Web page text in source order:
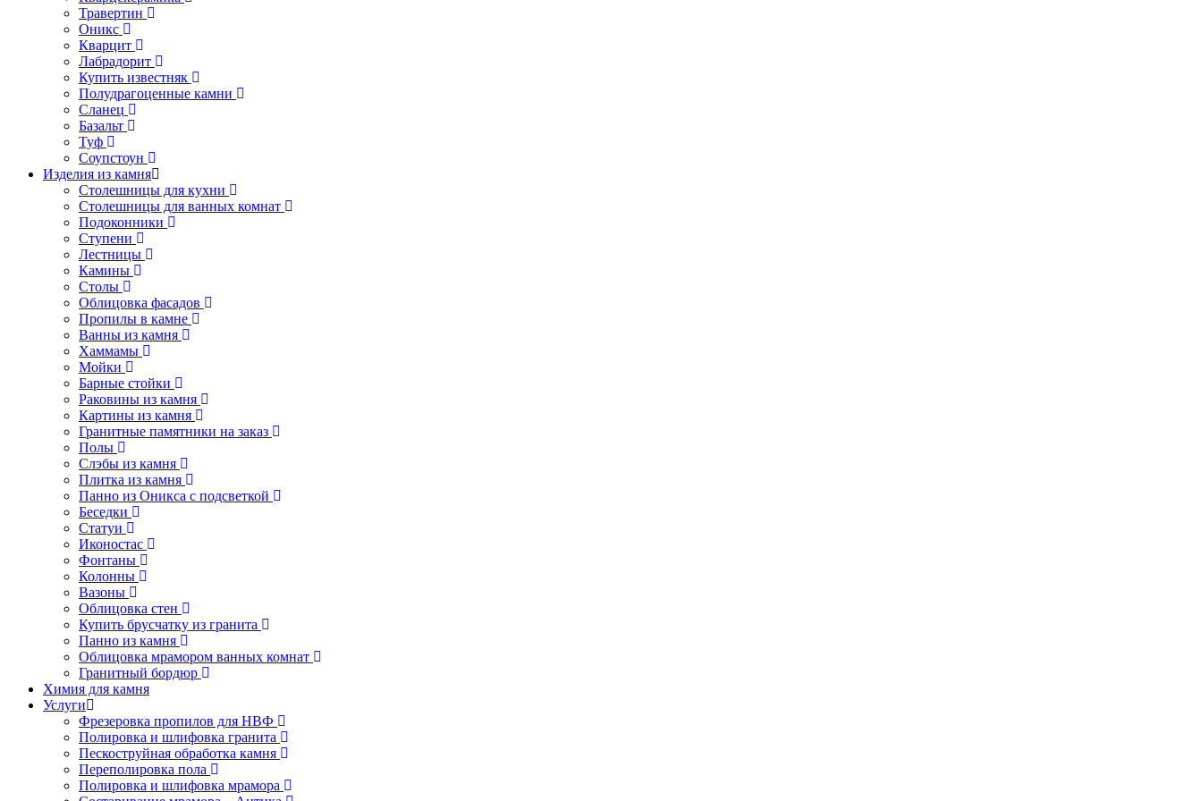
Травертин
Оникс
Кварцит
Лабрадорит
Купить известняк
Полудрагоценные камни
Сланец
Базальт
Туф
Соупстоун
Изделия из камня
Столешницы для кухни
Столешницы для ванных комнат
Подоконники
Ступени
Лестницы
Камины
Столы
Облицовка фасадов
Пропилы в камне
Ванны из камня
Хаммамы
Мойки
Барные стойки
Раковины из камня
Картины из камня
Гранитные памятники на заказ
Полы
Слэбы из камня
Плитка из камня
Панно из Оникса с подсветкой
Беседки
Статуи
Иконостас
Фонтаны
Колонны
Вазоны
Облицовка стен
Купить брусчатку из гранита
Панно из камня
Облицовка мрамором ванных комнат
Гранитный бордюр
Химия для камня
Услуги
Фрезеровка пропилов для НВФ
Полировка и шлифовка гранита
Пескоструйная обработка камня
Переполировка пола
Полировка и шлифовка мрамора